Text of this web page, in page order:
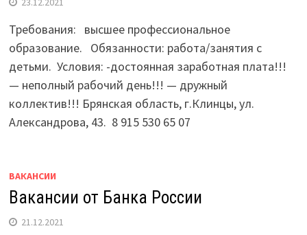
Требования: высшее профессиональное
образование. Обязанности: работа/занятия с
детьми. Условия: -достоянная заработная плата!!!
— неполный рабочий день!!! — дружный
коллектив!!! Брянская область, г.Клинцы, ул.
Александрова, 43. 8 915 530 65 07
ВАКАНСИИ
Вакансии от Банка России
21.12.2021